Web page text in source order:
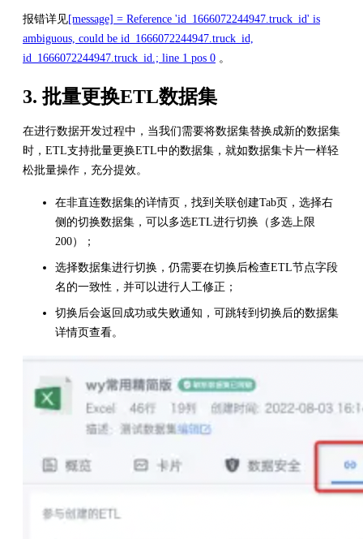
报错详见[message] = Reference 'id_1666072244947.truck_id' is
ambiguous, could be id_1666072244947.truck_id,
id_1666072244947.truck_id.; line 1 pos 0 。
3. 批量更换ETL数据集
在进行数据开发过程中，当我们需要将数据集替换成新的数据集
时，ETL支持批量更换ETL中的数据集，就如数据集卡片一样轻
松批量操作，充分提效。
在非直连数据集的详情页，找到关联创建Tab页，选择右
侧的切换数据集，可以多选ETL进行切换（多选上限
200）；
选择数据集进行切换，仍需要在切换后检查ETL节点字段
名的一致性，并可以进行人工修正；
切换后会返回成功或失败通知，可跳转到切换后的数据集
详情页查看。